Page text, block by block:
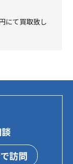
にて買取致し
訪問